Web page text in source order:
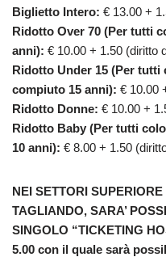
Biglietto Intero: € 13.00 +
Ridotto Over 70 (Per tutti
anni): € 10.00 + 1.50 (diritto
Ridotto Under 15 (Per
compiuto 15 anni): € 10.00
Ridotto Donne: € 10.00 +
Ridotto Baby (Per tutti
10 anni): € 8.00 + 1.50
NEI SETTORI
TAGLIANDO, SARA’
SINGOLO “TICKETING
5.00 con il quale sarà